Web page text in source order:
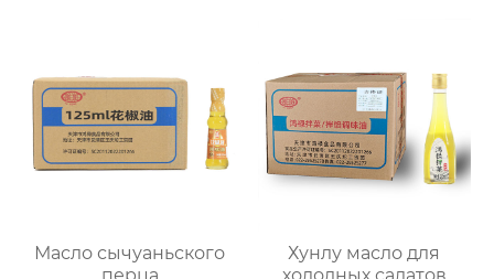
Масло сычуаньского
Хунлу масло для